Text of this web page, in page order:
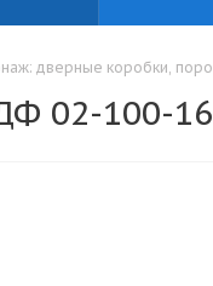
дверные коробки,
02-100-16